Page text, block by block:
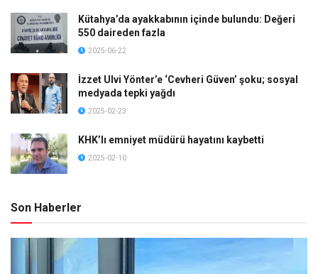
Kütahya’da ayakkabının içinde bulundu: Değeri
550 daireden fazla
2025-06-22
İzzet Ulvi Yönter’e ‘Cevheri Güven’ şoku; sosyal
medyada tepki yağdı
2025-02-23
KHK’lı emniyet müdürü hayatını kaybetti
2025-02-10
Son Haberler